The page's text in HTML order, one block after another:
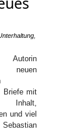
Autorin
neuen
Briefe mit
Inhalt,
und viel